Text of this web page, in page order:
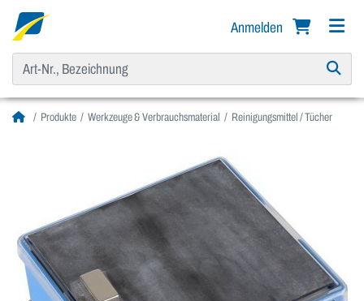
Anmelden
Produkte Werkzeuge & Verbrauchsmaterial Reinigungsmittel / Tücher